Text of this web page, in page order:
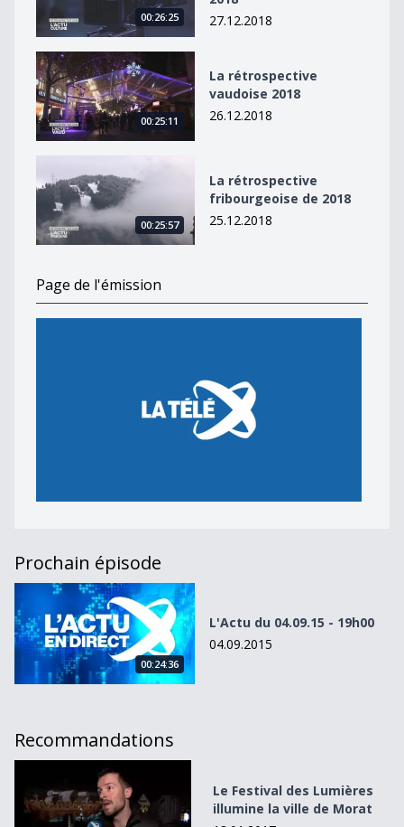
00:26:25
27.12.2018
La rétrospective vaudoise 2018
00:25:11
La rétrospective
vaudoise 2018
26.12.2018
00:25:57
La rétrospective
fribourgeoise de 2018
25.12.2018
Page de l'émission
Prochain épisode
L&#039;Actu du 04.09.15 - 19h00
00:24:36
L'Actu du 04.09.15 - 19h00
04.09.2015
Recommandations
Le Festival des Lumières illumine la ville de Morat
Le Festival des Lumières
illumine la ville de Morat